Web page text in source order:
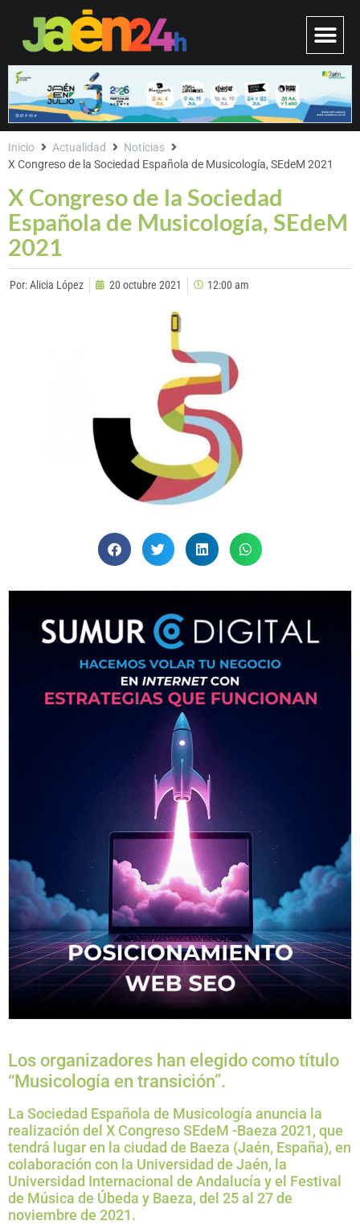
X Congreso de la Sociedad
Española de Musicología, SEdeM
2021
Inicio Actualidad
Noticias
X Congreso de la Sociedad Española de Musicología, SEdeM 2021
Por:Alicia López 20 octubre 2021 12:00 am
Los organizadores han elegido como título
“Musicología en transición”.
La Sociedad Española de Musicología anuncia la
realización del X Congreso SEdeM -Baeza 2021, que
tendrá lugar en la ciudad de Baeza (Jaén, España), en
colaboración con la Universidad de Jaén, la
Universidad Internacional de Andalucía y el Festival
de Música de Úbeda y Baeza, del 25 al 27 de
noviembre de 2021.